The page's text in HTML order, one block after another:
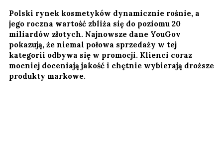
Polski rynek kosmetyków dynamicznie rośnie, a
jego roczna wartość zbliża się do poziomu 20
miliardów złotych. Najnowsze dane YouGov
pokazują, że niemal połowa sprzedaży w tej
kategorii odbywa się w promocji. Klienci coraz
mocniej doceniają jakość i chętnie wybierają droższe
produkty markowe.